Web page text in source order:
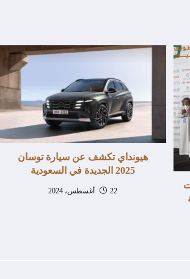
هيونداي تكشف عن سيارة توسان
2025 الجديدة في السعودية
22 أغسطس، 2024